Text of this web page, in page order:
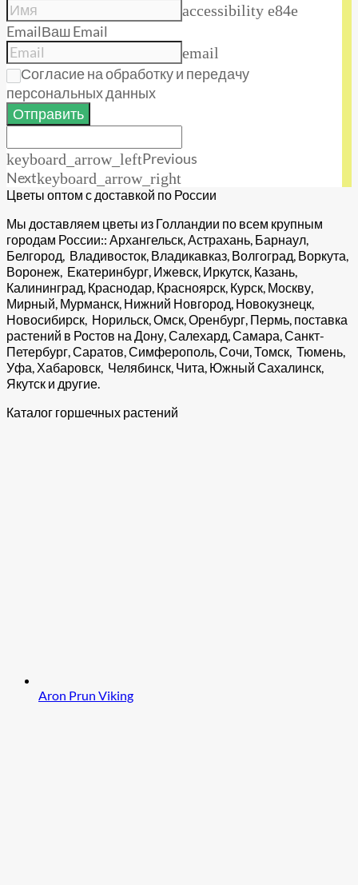
accessibility e84e
EmailВаш Email
email
Согласие на обработку и передачу
персональных данных
Отправить
keyboard_arrow_leftPrevious
Nextkeyboard_arrow_right
Цветы оптом с доставкой по России
Мы доставляем цветы из Голландии по всем крупным
городам России:: Архангельск, Астрахань, Барнаул,
Белгород, Владивосток, Владикавказ, Волгоград, Воркута,
Воронеж, Екатеринбург, Ижевск, Иркутск, Казань,
Калининград, Краснодар, Красноярск, Курск, Москву,
Мирный, Мурманск, Нижний Новгород, Новокузнецк,
Новосибирск, Норильск, Омск, Оренбург, Пермь, поставка
растений в Ростов на Дону, Салехард, Самара, Санкт-
Петербург, Саратов, Симферополь, Сочи, Томск, Тюмень,
Уфа, Хабаровск, Челябинск, Чита, Южный Сахалинск,
Якутск и другие.
Каталог горшечных растений
Aron Prun Viking